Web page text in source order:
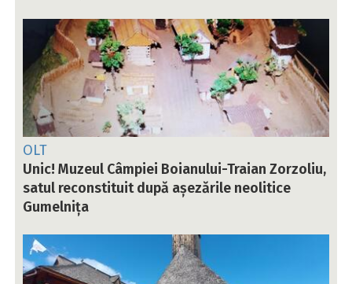
OLT
Unic! Muzeul Câmpiei Boianului-Traian Zorzoliu,
satul reconstituit după așezările neolitice
Gumelnița